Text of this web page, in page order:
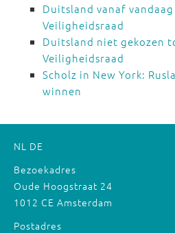
Duitsland vanaf
Veiligheidsraad
Duitsland niet gekozen
Veiligheidsraad
Scholz in New York:
winnen
NL DE
Bezoekadres
Oude Hoogstraat 24
1012 CE Amsterdam
Postadres